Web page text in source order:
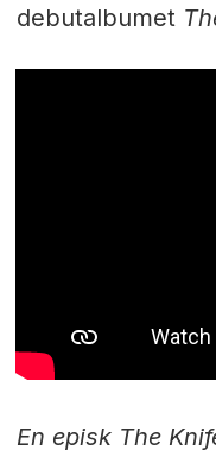
debutalbumet
En episk The